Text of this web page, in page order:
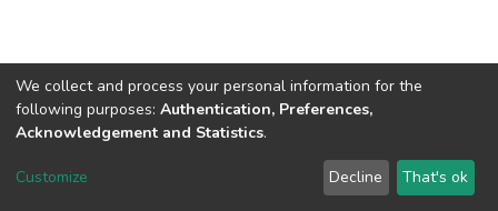
DSpace software copyright © 2002-2026 LYRASIS
Send Feedback
We collect and process your personal information for the
following purposes: Authentication, Preferences,
Acknowledgement and Statistics.
Customize Decline That's ok